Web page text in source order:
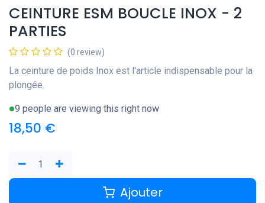
CEINTURE ESM BOUCLE INOX - 2
PARTIES
(0 review)
La ceinture de poids Inox est l'article indispensable pour la
plongée.
9 people are viewing this right now
18,50 €
Ajouter